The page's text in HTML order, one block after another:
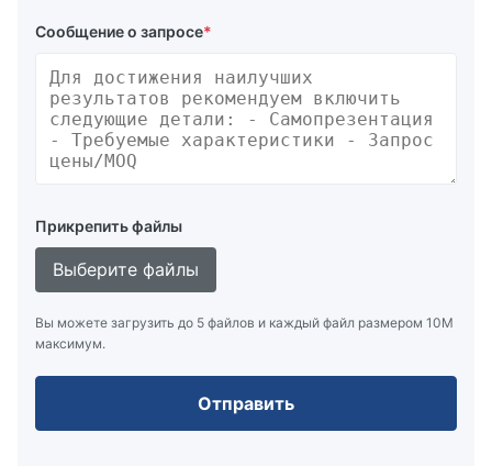
Сообщение о запросе*
Прикрепить файлы
Выберите файлы
Вы можете загрузить до 5 файлов и каждый файл размером 10M
максимум.
Отправить